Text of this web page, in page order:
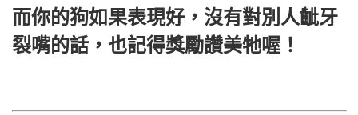
而你的狗如果表現好，沒有對別人齜牙
裂嘴的話，也記得獎勵讚美牠喔！